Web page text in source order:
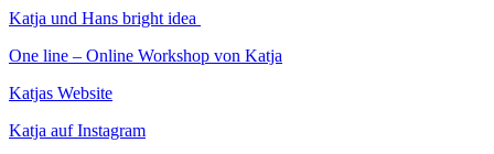
Katja und Hans bright idea
One line – Online Workshop von Katja
Katjas Website
Katja auf Instagram